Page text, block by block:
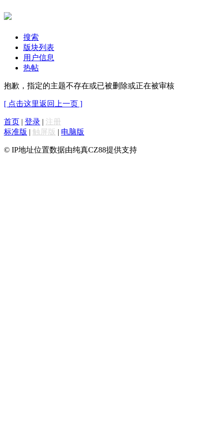
搜索
版块列表
用户信息
热帖
抱歉，指定的主题不存在或已被删除或正在被审核
[ 点击这里返回上一页 ]
首页 | 登录 | 注册
标准版 | 触屏版 | 电脑版
© IP地址位置数据由纯真CZ88提供支持